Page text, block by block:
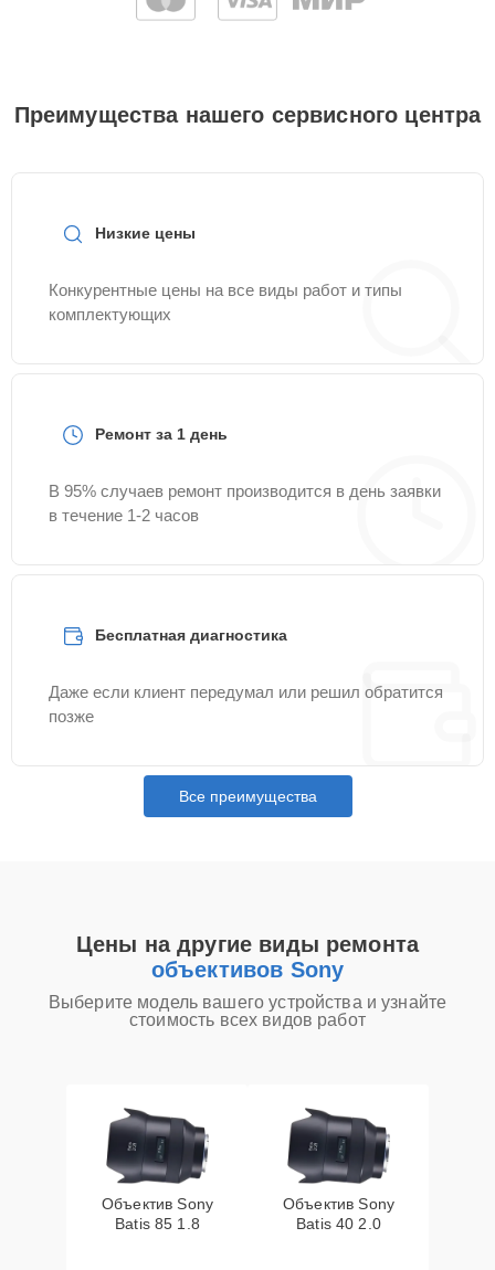
Преимущества нашего сервисного центра
Низкие цены
Конкурентные цены на все виды работ и типы
комплектующих
Ремонт за 1 день
В 95% случаев ремонт производится в день заявки
в течение 1-2 часов
Бесплатная диагностика
Даже если клиент передумал или решил обратится
позже
Все преимущества
Цены на другие виды ремонта
объективов Sony
Выберите модель вашего устройства и узнайте
стоимость всех видов работ
Объектив Sony
Batis 85 1.8
Объектив Sony
Batis 40 2.0